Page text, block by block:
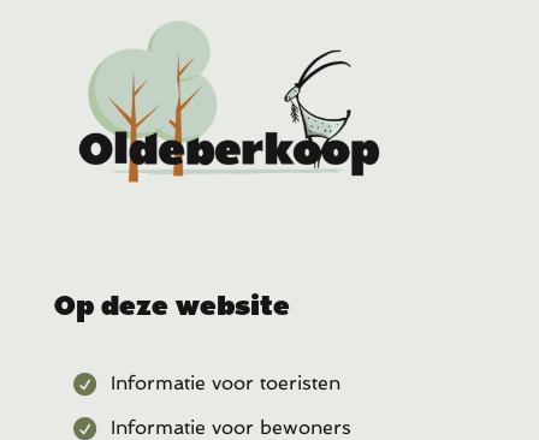
Op deze website
Informatie voor toeristen
Informatie voor bewoners